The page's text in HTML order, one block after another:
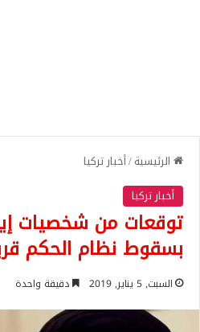
الرئيسية/أخبار تركيا
أخبار تركيا
توقعات من شخصيات
بسقوط نظام الحكم
السبت, 5 يناير, 2019 دقيقة واحدة